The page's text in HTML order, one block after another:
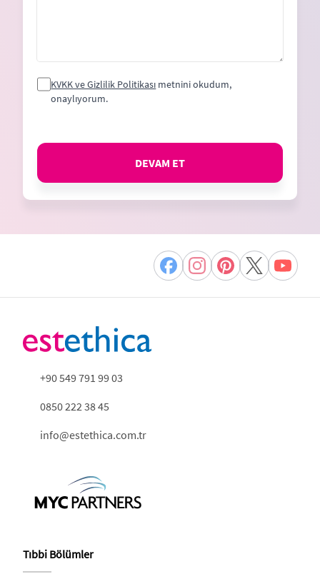
KVKK ve Gizlilik Politikası metnini okudum,
onaylıyorum.
DEVAM ET
+90 549 791 99 03
0850 222 38 45
info@estethica.com.tr
Tıbbi Bölümler